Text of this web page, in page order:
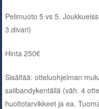
Pelimuoto 5 vs 5.
3.divari)
Hinta 250€
Sisältää: otteluohjelman
salibandykentällä (väh. 4
huoltotarvikkeet ja ea.